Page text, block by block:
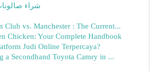
شراء
Club vs. Manchester : The Current...
Chicken: Your Complete Handbook
Judi Online Terpercaya?
a Secondhand Toyota Camry in ...